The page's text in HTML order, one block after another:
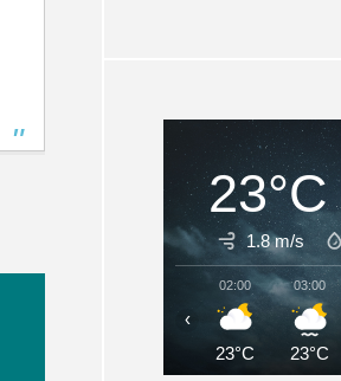
23°C
1.8 m/s
02:00
23°C
03:00
23°C
‹